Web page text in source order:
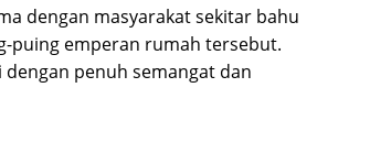
dengan masyarakat sekitar bahu
puing emperan rumah tersebut.
penuh semangat dan